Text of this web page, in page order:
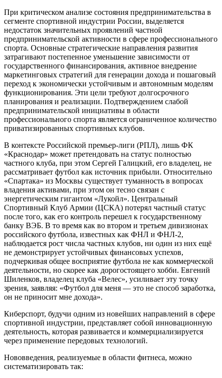
При критическом анализе состояния предпринимательства в
сегменте спортивной индустрии России, выделяется
недостаток значительных проявлений частной
предпринимательской активности в сфере профессионального
спорта. Основные стратегические направления развития
затрагивают постепенное уменьшение зависимости от
государственного финансирования, активное внедрение
маркетинговых стратегий для генерации дохода и пошаговый
переход к экономически устойчивым и автономным моделям
функционирования. Эти цели требуют долгосрочного
планирования и реализации. Подтверждением слабой
предпринимательской инициативы в области
профессионального спорта является ограниченное количество
приватизированных спортивных клубов.
В контексте Российской премьер-лиги (РПЛ), лишь ФК
«Краснодар» может претендовать на статус полностью
частного клуба, при этом Сергей Галицкий, его владелец, не
рассматривает футбол как источник прибыли. Относительно
«Спартака» из Москвы существует туманность в вопросах
владения активами, при этом он тесно связан с
энергетическим гигантом «Лукойл». Центральный
Спортивный Клуб Армии (ЦСКА) потерял частный статус
после того, как его контроль перешел к государственному
банку ВЭБ. В то время как во втором и третьем дивизионах
российского футбола, известных как ФНЛ и ФНЛ-2,
наблюдается рост числа частных клубов, ни один из них ещё
не демонстрирует устойчивых финансовых успехов,
подчеркивая общее восприятие футбола не как коммерческой
деятельности, но скорее как дорогостоящего хобби. Евгений
Шиленков, владелец клуба «Велес», усиливает эту точку
зрения, заявляя: «Футбол для меня — это не способ заработка,
он не приносит мне дохода».
Киберспорт, будучи одним из новейших направлений в сфере
спортивной индустрии, представляет собой инновационную
деятельность, которая развивается и коммерциализируется
через применение передовых технологий.
Нововведения, реализуемые в области фитнеса, можно
систематизировать так: